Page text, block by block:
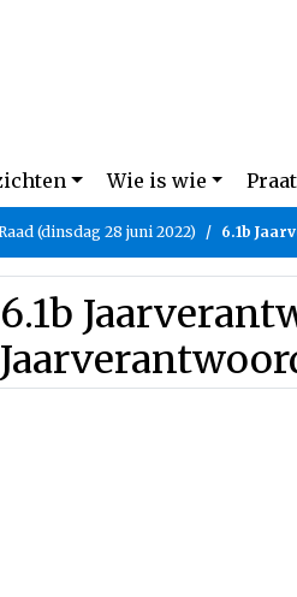
Wie is wie
(dinsdag 28 juni 2022) 6.1b
6.1b